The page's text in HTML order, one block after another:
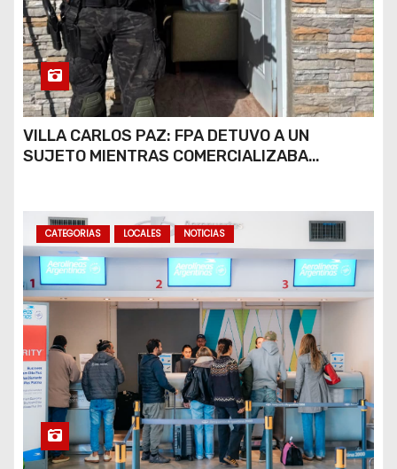
VILLA CARLOS PAZ: FPA DETUVO A UN
SUJETO MIENTRAS COMERCIALIZABA
CATEGORIAS LOCALES NOTICIAS